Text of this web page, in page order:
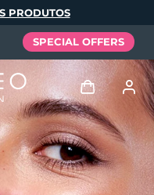
PRODUTOS
SPECIAL OFFERS
Entrar
Perfil de usuário